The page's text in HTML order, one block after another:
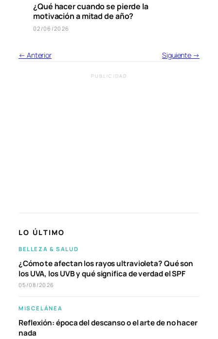
¿Qué hacer cuando se pierde la
motivación a mitad de año?
02/06/2026
← Anterior Siguiente →
PUBLICIDAD
LO ÚLTIMO
BELLEZA & SALUD
¿Cómo te afectan los rayos ultravioleta? Qué son
los UVA, los UVB y qué significa de verdad el SPF
05/08/2026
MISCELÁNEA
Reflexión: época del descanso o el arte de no hacer
nada